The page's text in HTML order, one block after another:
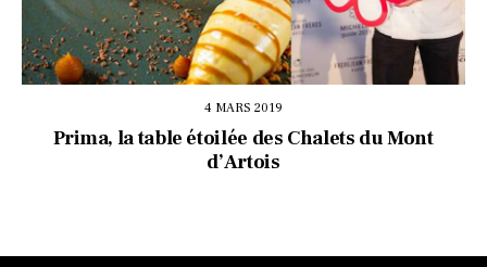
4 MARS 2019
Prima, la table étoilée des Chalets du Mont
d’Artois